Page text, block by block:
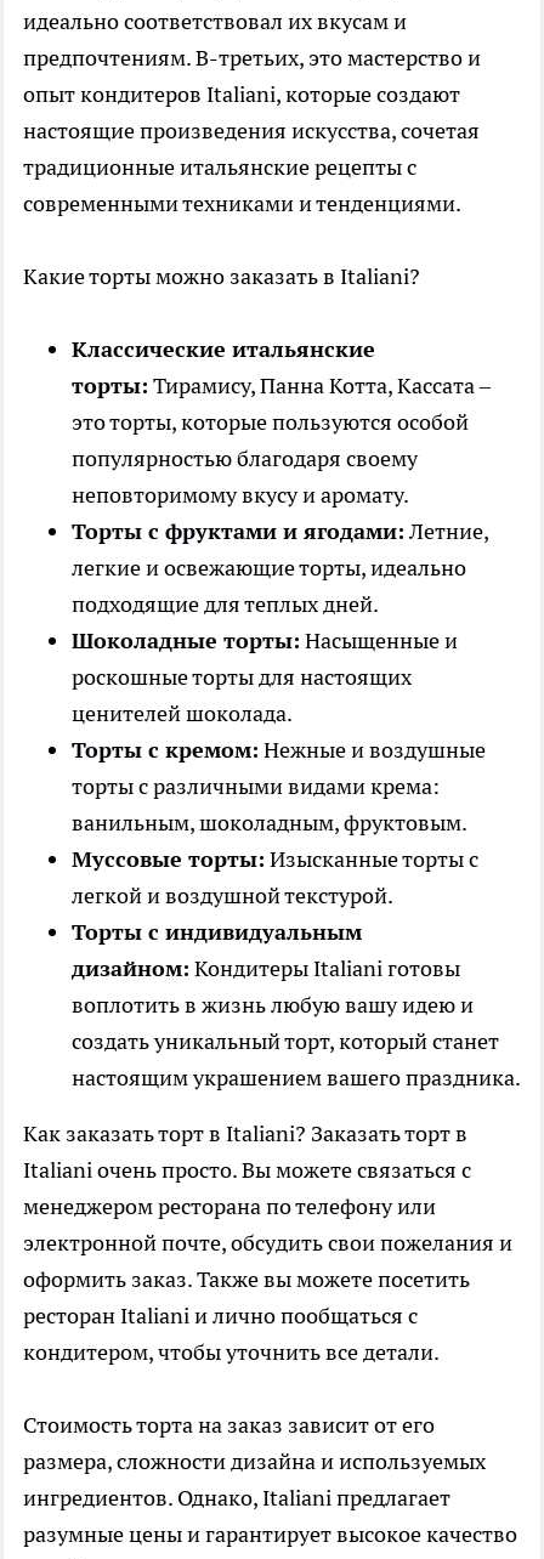
идеально соответствовал их вкусам и
предпочтениям. В-третьих, это мастерство и
опыт кондитеров Italiani, которые создают
настоящие произведения искусства, сочетая
традиционные итальянские рецепты с
современными техниками и тенденциями.
Какие торты можно заказать в Italiani?
Классические итальянские
торты: Тирамису, Панна Котта, Кассата –
это торты, которые пользуются особой
популярностью благодаря своему
неповторимому вкусу и аромату.
Торты с фруктами и ягодами:Летние,
легкие и освежающие торты, идеально
подходящие для теплых дней.
Шоколадные торты: Насыщенные и
роскошные торты для настоящих
ценителей шоколада.
Торты с кремом: Нежные и воздушные
торты с различными видами крема:
ванильным, шоколадным, фруктовым.
Муссовые торты: Изысканные торты с
легкой и воздушной текстурой.
Торты с индивидуальным
дизайном: Кондитеры Italiani готовы
воплотить в жизнь любую вашу идею и
создать уникальный торт, который станет
настоящим украшением вашего праздника.
Как заказать торт в Italiani? Заказать торт в
Italiani очень просто. Вы можете связаться с
менеджером ресторана по телефону или
электронной почте, обсудить свои пожелания и
оформить заказ. Также вы можете посетить
ресторан Italiani и лично пообщаться с
кондитером, чтобы уточнить все детали.
Стоимость торта на заказ зависит от его
размера, сложности дизайна и используемых
ингредиентов. Однако, Italiani предлагает
разумные цены и гарантирует высокое качество